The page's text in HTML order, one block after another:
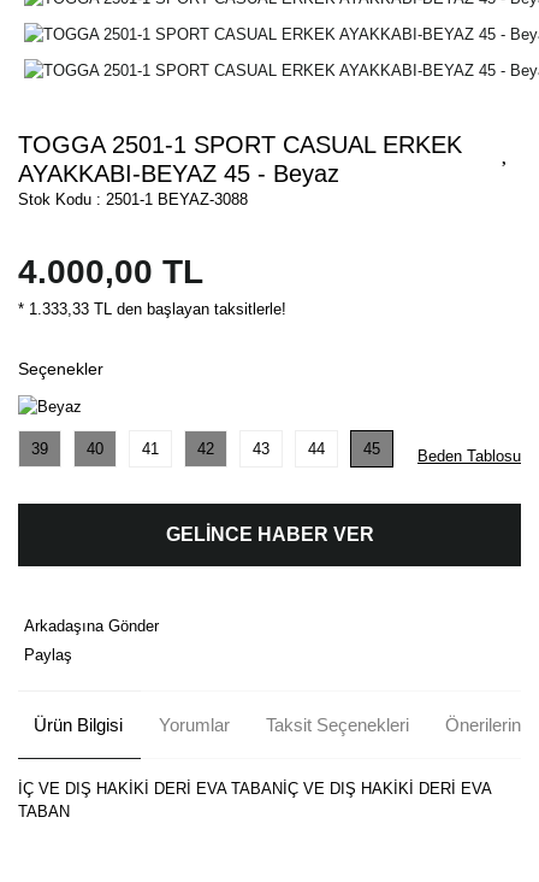
TOGGA 2501-1 SPORT CASUAL ERKEK
AYAKKABI-BEYAZ 45 - Beyaz
Stok Kodu : 2501-1 BEYAZ-3088
4.000,00 TL
* 1.333,33 TL den başlayan taksitlerle!
Seçenekler
39 40 41 42 43 44 45 Beden Tablosu
GELİNCE HABER VER
Arkadaşına Gönder
Paylaş
Ürün Bilgisi Yorumlar Taksit Seçenekleri Önerileriniz
İÇ VE DIŞ HAKİKİ DERİ EVA TABANİÇ VE DIŞ HAKİKİ DERİ EVA
TABAN